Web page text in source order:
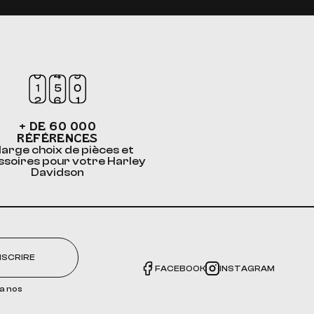
+ DE 60 000
RÉFÉRENCES
choix de pièces et
pour votre Harley
Davidson
nos
FACEBOOK INSTAGRAM